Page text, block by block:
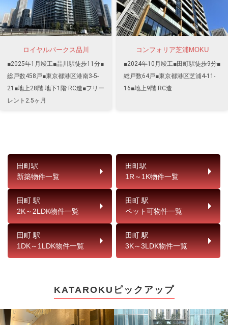
ロイヤルパークス品川
■2025年1月竣工■品川駅徒歩11分■
総戸数458戸■東京都港区港南3-5-
21■地上28階 地下1階 RC造■フリー
レント2.5ヶ月
コンフォリア芝浦MOKU
■2024年10月竣工■田町駅徒歩9分■
総戸数64戸■東京都港区芝浦4-11-
16■地上9階 RC造
田町駅
新築物件一覧
田町駅
1R～1K物件一覧
田町 駅
2K～2LDK物件一覧
田町 駅
ペット可物件一覧
田町 駅
1DK～1LDK物件一覧
田町 駅
3K～3LDK物件一覧
KATAROKUピックアップ